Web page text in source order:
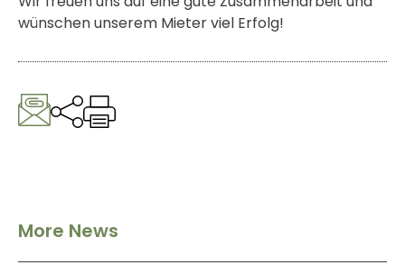
wünschen unserem Mieter viel Erfolg!
More News